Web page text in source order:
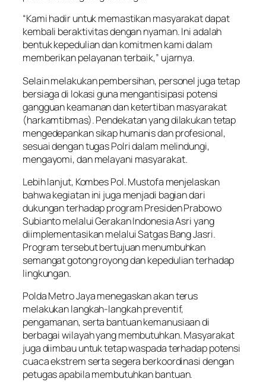
“Kami hadir untuk memastikan masyarakat dapat
kembali beraktivitas dengan nyaman. Ini adalah
bentuk kepedulian dan komitmen kami dalam
memberikan pelayanan terbaik,” ujarnya.
Selain melakukan pembersihan, personel juga tetap
bersiaga di lokasi guna mengantisipasi potensi
gangguan keamanan dan ketertiban masyarakat
(harkamtibmas). Pendekatan yang dilakukan tetap
mengedepankan sikap humanis dan profesional,
sesuai dengan tugas Polri dalam melindungi,
mengayomi, dan melayani masyarakat.
Lebih lanjut, Kombes Pol. Mustofa menjelaskan
bahwa kegiatan ini juga menjadi bagian dari
dukungan terhadap program Presiden Prabowo
Subianto melalui Gerakan Indonesia Asri yang
diimplementasikan melalui Satgas Bang Jasri.
Program tersebut bertujuan menumbuhkan
semangat gotong royong dan kepedulian terhadap
lingkungan.
Polda Metro Jaya menegaskan akan terus
melakukan langkah-langkah preventif,
pengamanan, serta bantuan kemanusiaan di
berbagai wilayah yang membutuhkan. Masyarakat
juga diimbau untuk tetap waspada terhadap potensi
cuaca ekstrem serta segera berkoordinasi dengan
petugas apabila membutuhkan bantuan.